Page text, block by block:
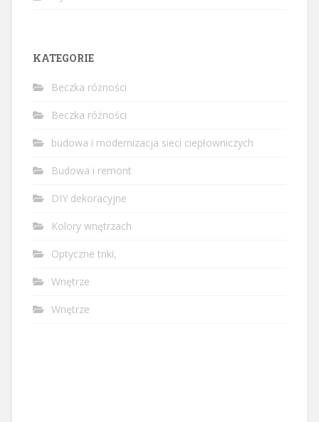
KATEGORIE
Beczka różności
Beczka różności
budowa i modernizacja sieci ciepłowniczych
Budowa i remont
DIY dekoracyjne
Kolory wnętrzach
Optyczne triki,
Wnętrze
Wnętrze